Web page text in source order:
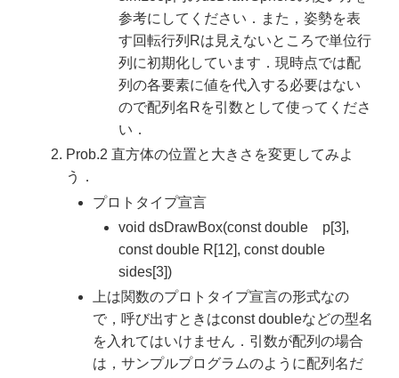
参考にしてください．また，姿勢を表
す回転行列Rは見えないところで単位行
列に初期化しています．現時点では配
列の各要素に値を代入する必要はない
ので配列名Rを引数として使ってくださ
い．
Prob.2 直方体の位置と大きさを変更してみよ
う．
プロトタイプ宣言
void dsDrawBox(const double p[3],
const double R[12], const double
sides[3])
上は関数のプロトタイプ宣言の形式なの
で，呼び出すときはconst doubleなどの型名
を入れてはいけません．引数が配列の場合
は，サンプルプログラムのように配列名だ